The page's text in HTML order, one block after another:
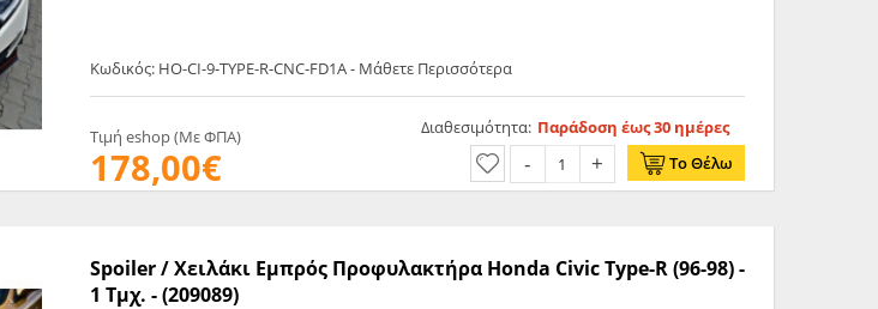
CUPRA
ΚΆΛΥΜΜΑ
ΨΕΥΤΟΚΆΠΑΚΟΥ
ΒΆΣΕΙΣ ΜΗΧΑΝΉΣ
Κωδικός: HO-CI-9-TYPE-R-CNC-FD1A - Μάθετε Περισσότερα
Τιμή eshop (Με ΦΠΑ)
178,00€
Διαθεσιμότητα: Παράδοση έως 30 ημέρες
Το Θέλω
Spoiler / Χειλάκι Εμπρός Προφυλακτήρα Honda Civic Type-R (96-98) -
1 Τμχ. - (209089)